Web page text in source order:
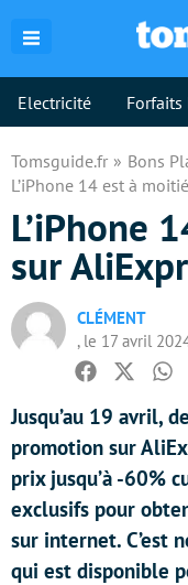
Electricité Forfaits
Tomsguide.fr Bons
L’iPhone 14 est à
L’iPhone
sur
CLÉMENT
, le 17 avril
Facebook
Twitter
Jusqu’au 19 avril,
promotion sur
prix jusqu’à -60%
exclusifs pour
sur internet. C’est
qui est disponible